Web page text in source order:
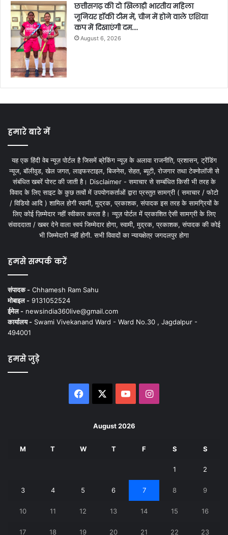
छत्तीसगढ़ की दो खिलाड़ी भारतीय महिला
जूनियर हॉकी टीम में, चीन में होने वाले एशिया
कप में दिखाएंगी दम….
August 6, 2026
हमारे बारे में
यह एक हिंदी वेब न्यूज़ पोर्टल है जिसमें ब्रेकिंग न्यूज़ के अलावा राजनीति, प्रशासन, ट्रेंडिंग
न्यूज, बॉलीवुड, खेल जगत, लाइफस्टाइल, बिजनेस, सेहत, ब्यूटी, रोजगार तथा टेक्नोलॉजी से
संबंधित खबरें पोस्ट की जाती है। Disclaimer - समाचार से सम्बंधित किसी भी तरह के
विवाद के लिए साइट के कुछ तत्वों में उपयोगकर्ताओं द्वारा प्रस्तुत सामग्री ( समाचार / फोटो
/ विडियो आदि ) शामिल होगी स्वामी, मुद्रक, प्रकाशक, संपादक इस तरह के सामग्रियों के
लिए कोई ज़िम्मेदार नहीं स्वीकार करता है। न्यूज़ पोर्टल में प्रकाशित ऐसी सामग्री के लिए
संवाददाता / खबर देने वाला स्वयं जिम्मेदार होगा, स्वामी, मुद्रक, प्रकाशक, संपादक की कोई
भी जिम्मेदारी नहीं होगी. सभी विवादों का न्यायक्षेत्र जगदलपुर होगा
हमसे सम्पर्क करें
संपादक - Chhamesh Ram Sahu
मोबाइल - 9131052524
ईमेल - newsindia360live@gmail.com
कार्यालय - Swami Vivekanand Ward - Ward No.30 , Jagdalpur -
494001
हमसे जुड़े
Facebook YouTubeInstagram
August 2026
M T W T F S S
1 2
3 4 5 6 7 8 9
10 11 12 13 14 15 16
17 18 19 20 21 22 23